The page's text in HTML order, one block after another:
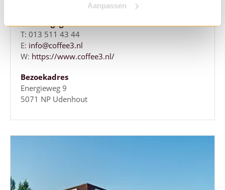
Aanpassen
T: 013 511 43 44
E: info@coffee3.nl
W: https://www.coffee3.nl/
Bezoekadres
Energieweg 9
5071 NP Udenhout